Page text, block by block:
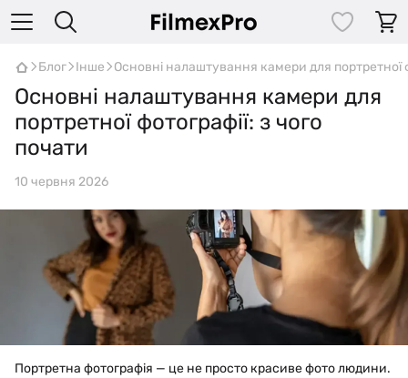
Блог Інше Основні налаштування камери для портретної
Основні налаштування камери для
портретної фотографії: з чого
почати
10 червня 2026
Портретна фотографія — це не просто красиве фото людини.